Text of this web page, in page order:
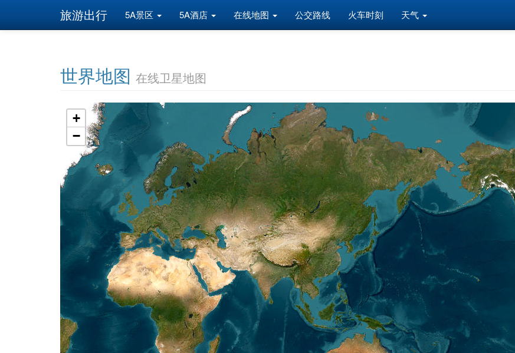
旅游出行 5A景区 5A酒店 在线地图 公交路线 火车时刻 天气
世界地图 在线卫星地图
地图加载中，如果长时间无法显示，请点击这里 重新加载 ！
+
−